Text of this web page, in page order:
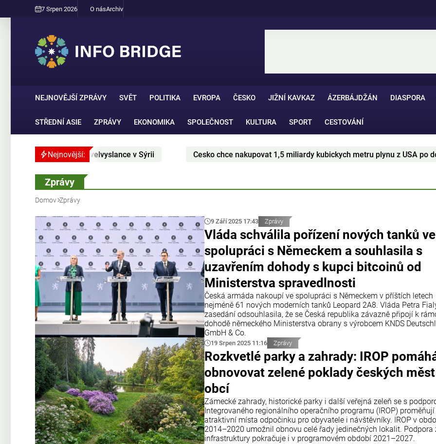
7 Srpen 2026 O násArchiv
NEJNOVĚJŠÍ ZPRÁVY SVĚT POLITIKA EVROPA ČESKO JIŽNÍ KAVKAZ ÁZERBÁJDŽÁN DIASPORA
STŘEDNÍ ASIE ZPRÁVY EKONOMIKA SPOLEČNOST KULTURA SPORT CESTOVÁNÍ
Nejnovější:
velvyslance v Sýrii Cesko chce nakupovat 1,5 miliardy kubickych metru plynu z USA po dobu 20 let
Zprávy
Domov Zprávy
9 Září 2025 17:43 Zprávy
Vláda schválila pořízení nových tanků ve
spolupráci s Německem a souhlasila s
uzavřením dohody s kupci bitcoinů od
Ministerstva spravedlnosti
Česká armáda nakoupí ve spolupráci s Německem v příštích letech
nejméně 61 nových moderních tanků Leopard 2A8. Vláda Petra
zasedání odsouhlasila, že se Česká republika závazně připojí k
dohodě německého Ministerstva obrany s výrobcem KNDS
GmbH & Co.
19 Srpen 2025 11:16 Zprávy
Rozkvetlé parky a zahrady: IROP
obnovovat zelené poklady českých
obcí
Zámecké zahrady, historické parky i další veřejná zeleň se s
Integrovaného regionálního operačního programu (IROP) proměňují
atraktivní místa odpočinku pro obyvatele i návštěvníky. IROP v
2014–2020 umožnil obnovu celé řady jedinečných lokalit. Podpora
infrastruktury pokračuje i v programovém období 2021–2027.